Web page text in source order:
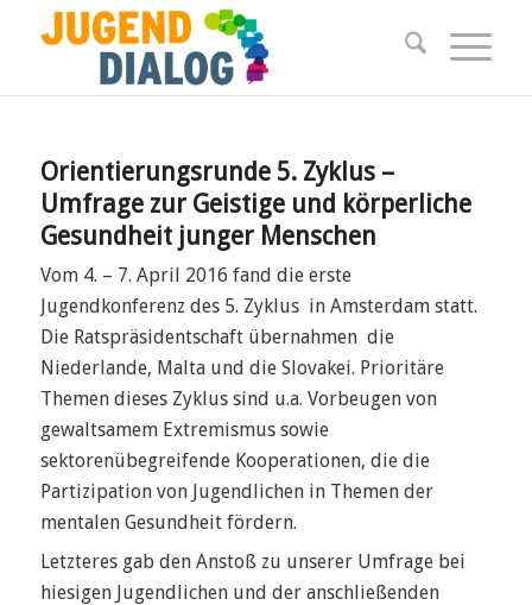
Orientierungsrunde 5. Zyklus –
Umfrage zur Geistige und körperliche
Gesundheit junger Menschen
Vom 4. – 7. April 2016 fand die erste
Jugendkonferenz des 5. Zyklus in Amsterdam statt.
Die Ratspräsidentschaft übernahmen die
Niederlande, Malta und die Slovakei. Prioritäre
Themen dieses Zyklus sind u.a. Vorbeugen von
gewaltsamem Extremismus sowie
sektorenübegreifende Kooperationen, die die
Partizipation von Jugendlichen in Themen der
mentalen Gesundheit fördern.
Letzteres gab den Anstoß zu unserer Umfrage bei
hiesigen Jugendlichen und der anschließenden